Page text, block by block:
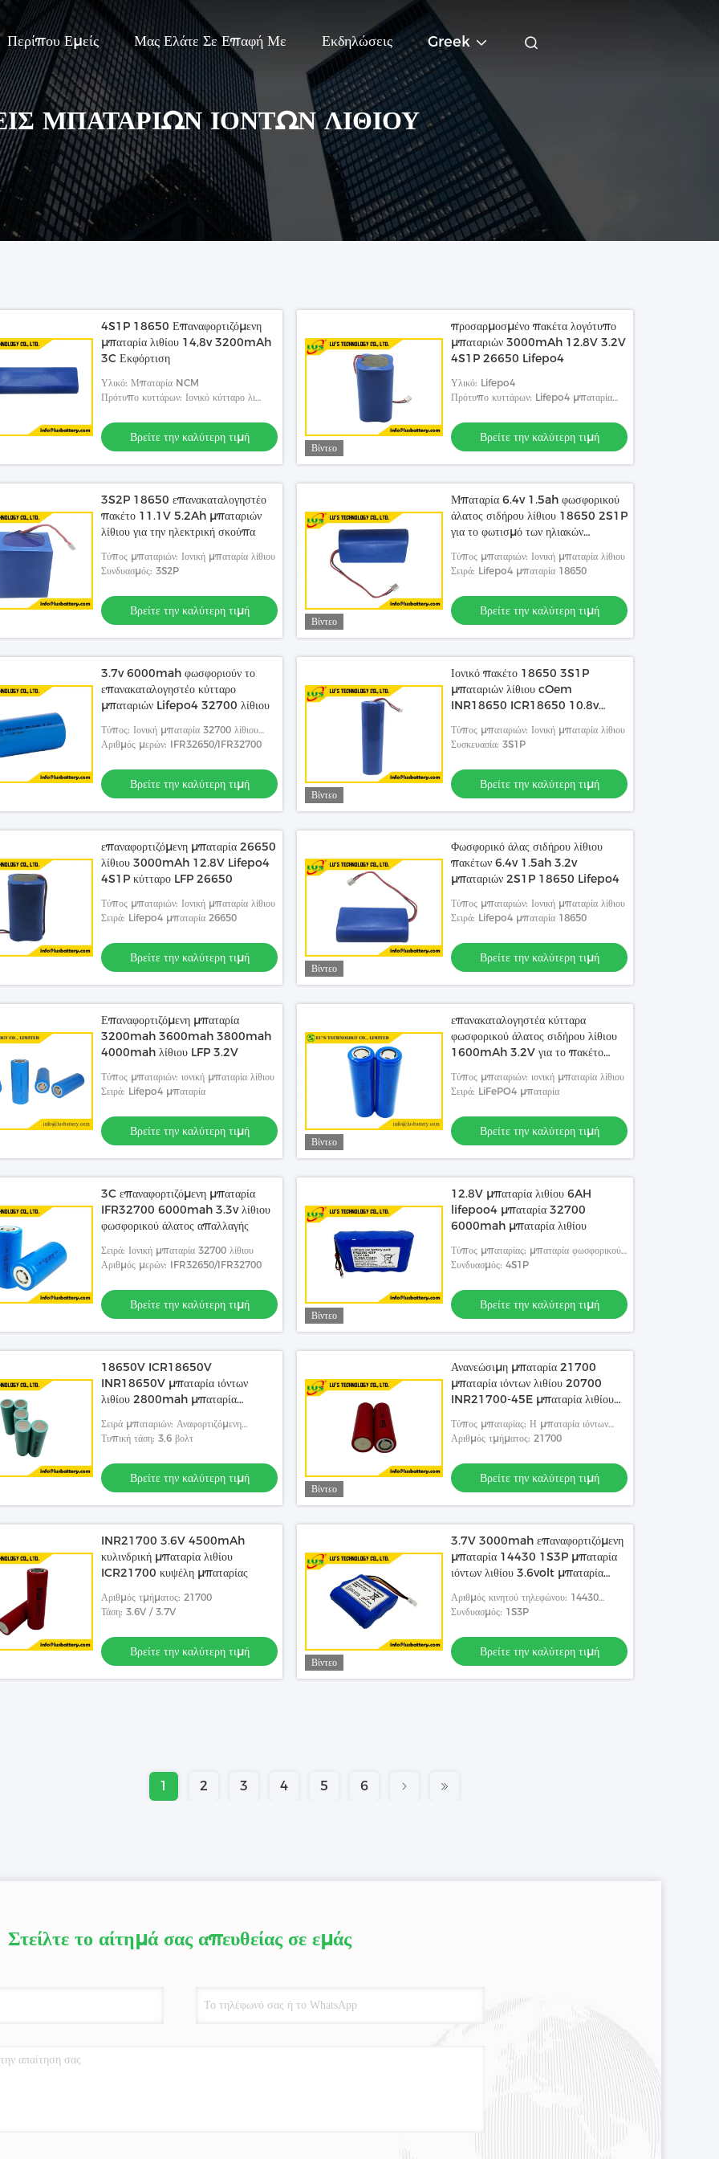
Περίπου Εμείς Μας Ελάτε Σε Επαφή Με Εκδηλώσεις Greek
ΜΠΑΤΑΡΙΏΝ ΙΌΝΤΩΝ ΛΙΘΊΟΥ
καλύτερη τιμή
4S1P 18650 Επαναφορτιζόμενη
μπαταρία λιθίου 14,8v 3200mAh
3C Εκφόρτιση
Υλικό: Μπαταρία NCM
Πρότυπο κυττάρων: Ιονικό κύτταρο λι
Βρείτε την καλύτερη τιμή
Βίντεο
προσαρμοσμένο πακέτα λογότυπο
μπαταριών 3000mAh 12.8V 3.2V
4S1P 26650 Lifepo4
Υλικό: Lifepo4
Πρότυπο κυττάρων: Lifepo4 μπαταρία
Βρείτε την καλύτερη τιμή
3S2P 18650 επανακαταλογηστέο
πακέτο 11.1V 5.2Ah μπαταριών
λίθιου για την ηλεκτρική σκούπα
Τύπος μπαταριών: Ιονική μπαταρία λίθιου
Συνδυασμός: 3S2P
Βρείτε την καλύτερη τιμή
Βίντεο
Μπαταρία 6.4v 1.5ah φωσφορικού
άλατος σιδήρου λίθιου 18650 2S1P
για το φωτισμό των ηλιακών
Τύπος μπαταριών: Ιονική μπαταρία λίθιου
Σειρά: Lifepo4 μπαταρία 18650
Βρείτε την καλύτερη τιμή
3.7v 6000mah φωσφοριούν το
επανακαταλογηστέο κύτταρο
μπαταριών Lifepo4 32700 λίθιου
Τύπος: Ιονική μπαταρία 32700 λίθιου
32650
Αριθμός μερών: IFR32650/IFR32700
Βρείτε την καλύτερη τιμή
Βίντεο
Ιονικό πακέτο 18650 3S1P
μπαταριών λίθιου cOem
INR18650 ICR18650 10.8v
Τύπος μπαταριών: Ιονική μπαταρία λίθιου
Συσκευασία: 3S1P
Βρείτε την καλύτερη τιμή
επαναφορτιζόμενη μπαταρία 26650
λίθιου 3000mAh 12.8V Lifepo4
4S1P κύτταρο LFP 26650
Τύπος μπαταριών: Ιονική μπαταρία λίθιου
Σειρά: Lifepo4 μπαταρία 26650
Βρείτε την καλύτερη τιμή
Βίντεο
Φωσφορικό άλας σιδήρου λίθιου
πακέτων 6.4v 1.5ah 3.2v
μπαταριών 2S1P 18650 Lifepo4
Τύπος μπαταριών: Ιονική μπαταρία λίθιου
Σειρά: Lifepo4 μπαταρία 18650
Βρείτε την καλύτερη τιμή
Επαναφορτιζόμενη μπαταρία
3200mah 3600mah 3800mah
4000mah λίθιου LFP 3.2V
Τύπος μπαταριών: ιονική μπαταρία λίθιου
Σειρά: Lifepo4 μπαταρία
Βρείτε την καλύτερη τιμή
Βίντεο
επανακαταλογηστέα κύτταρα
φωσφορικού άλατος σιδήρου λίθιου
1600mAh 3.2V για το πακέτο
Τύπος μπαταριών: ιονική μπαταρία λίθιου
Σειρά: LiFePO4 μπαταρία
Βρείτε την καλύτερη τιμή
3C επαναφορτιζόμενη μπαταρία
IFR32700 6000mah 3.3v λίθιου
φωσφορικού άλατος απαλλαγής
Σειρά: Ιονική μπαταρία 32700 λίθιου
Αριθμός μερών: IFR32650/IFR32700
Βρείτε την καλύτερη τιμή
Βίντεο
12.8V μπαταρία λιθίου 6AH
lifepoo4 μπαταρία 32700
6000mah μπαταρία λιθίου
Τύπος μπαταρίας: μπαταρία φωσφορικού
λιθίου σιδήρου
Συνδυασμός: 4S1P
Βρείτε την καλύτερη τιμή
18650V ICR18650V
INR18650V μπαταρία ιόντων
λιθίου 2800mah μπαταρία
Σειρά μπαταριών: Αναφορτιζόμενη
μπαταρία ιόντων λιθίου
Τυπική τάση: 3,6 βολτ
Βρείτε την καλύτερη τιμή
Βίντεο
Ανανεώσιμη μπαταρία 21700
μπαταρία ιόντων λιθίου 20700
INR21700-45E μπαταρία λιθίου
Τύπος μπαταρίας: Η μπαταρία ιόντων
λιθίου
Αριθμός τμήματος: 21700
Βρείτε την καλύτερη τιμή
INR21700 3.6V 4500mAh
κυλινδρική μπαταρία λιθίου
ICR21700 κυψέλη μπαταρίας
Αριθμός τμήματος: 21700
Τάση: 3.6V / 3.7V
Βρείτε την καλύτερη τιμή
Βίντεο
3.7V 3000mah επαναφορτιζόμενη
μπαταρία 14430 1S3P μπαταρία
ιόντων λιθίου 3.6volt μπαταρία
Αριθμός κινητού τηλεφώνου: 14430
μπαταρία 3,6V
Συνδυασμός: 1S3P
Βρείτε την καλύτερη τιμή
1 2 3 4 5 6
Στείλτε το αίτημά σας απευθείας σε εμάς